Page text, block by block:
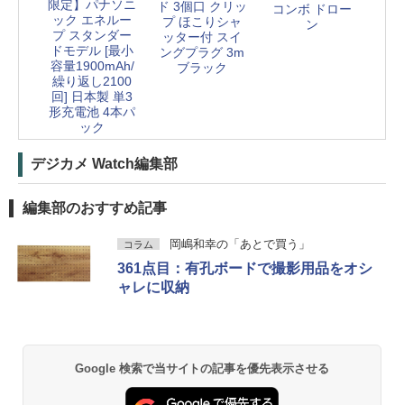
限定】パナソニ
ック エネルー
プ スタンダー
ドモデル [最小
容量1900mAh/
繰り返し2100
回] 日本製 単3
形充電池 4本パ
ック
ド 3個口 クリッ
プ ほこりシャ
ッター付 スイ
ングプラグ 3m
ブラック
コンボ ドロー
ン
デジカメ Watch編集部
編集部のおすすめ記事
コラム 岡嶋和幸の「あとで買う」
361点目：有孔ボードで撮影用品をオシ
ャレに収納
Google 検索で当サイトの記事を優先表示させる